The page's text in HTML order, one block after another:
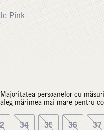
Pink
Majoritatea persoanelor cu
aleg mărimea mai mare pentru
34 35 36 37